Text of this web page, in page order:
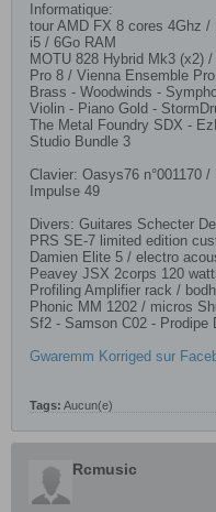
Informatique:
tour AMD FX 8 cores 4Ghz
i5 / 6Go RAM
MOTU 828 Hybrid Mk3 (x2)
Pro 8 / Vienna Ensemble
Brass - Woodwinds -
Violin - Piano Gold -
The Metal Foundry SDX -
Studio Bundle 3
Clavier: Oasys76 n°001170
Impulse 49
Divers: Guitares Schecter
PRS SE-7 limited edition
Damien Elite 5 / electro
Peavey JSX 2corps 120
Profiling Amplifier rack /
Phonic MM 1202 / micros
Sf2 - Samson C02 - Prodipe
Gwaremm Korriged sur
Tags: Aucun(e)
Rcmusic